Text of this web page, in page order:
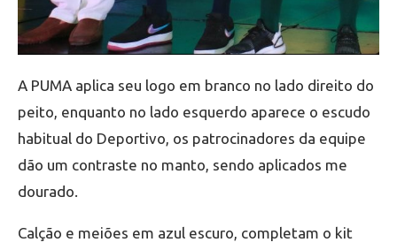
A PUMA aplica seu logo em branco no lado direito do
peito, enquanto no lado esquerdo aparece o escudo
habitual do Deportivo, os patrocinadores da equipe
dão um contraste no manto, sendo aplicados me
dourado.
Calção e meiões em azul escuro, completam o kit